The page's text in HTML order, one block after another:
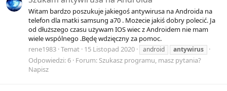
Witam bardzo poszukuje jakiegoś antywirusa na Androida na
telefon dla matki samsung a70 . Możecie jakiś dobry polecić. Ja
od dłuższego czasu używam IOS wiec z Androidem nie mam
wiele wspólnego .Będę wdzięczny za pomoc.
rene1983 Temat 15 Listopad 2020 android antywirus
Odpowiedzi: 6 Forum: Szukasz programu, masz pytania?
Napisz